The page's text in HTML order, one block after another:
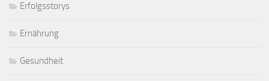
Erfolgsstorys
Ernährung
Gesundheit